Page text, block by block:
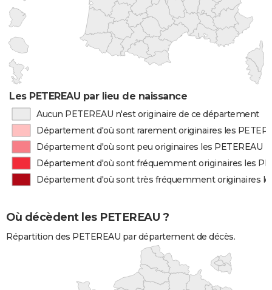
Les PETEREAU par lieu de naissance
Aucun PETEREAU n'est originaire de ce département
Département d'où sont rarement originaires les
Département d'où sont peu originaires les PETEREAU
Département d'où sont fréquemment originaires les
Département d'où sont très fréquemment originaires
Où décèdent les PETEREAU ?
Répartition des PETEREAU par département de décès.